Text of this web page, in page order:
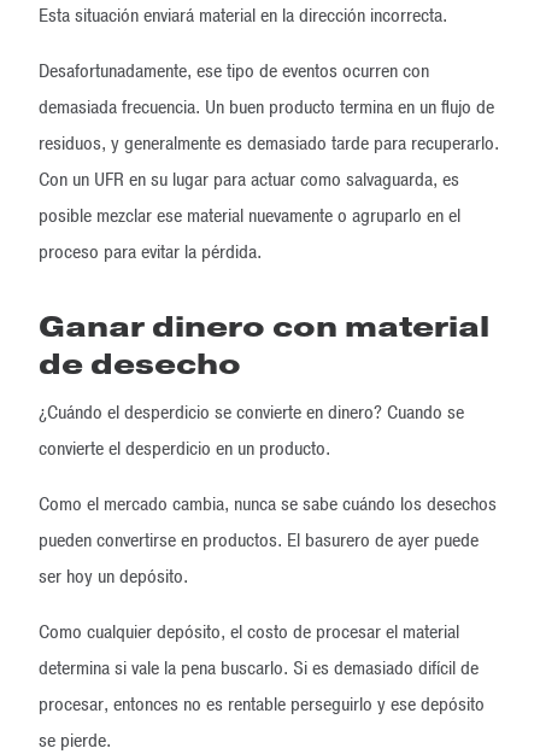
Esta situación enviará material en la dirección incorrecta.
Desafortunadamente, ese tipo de eventos ocurren con
demasiada frecuencia. Un buen producto termina en un flujo de
residuos, y generalmente es demasiado tarde para recuperarlo.
Con un UFR en su lugar para actuar como salvaguarda, es
posible mezclar ese material nuevamente o agruparlo en el
proceso para evitar la pérdida.
Ganar dinero con material
de desecho
¿Cuándo el desperdicio se convierte en dinero? Cuando se
convierte el desperdicio en un producto.
Como el mercado cambia, nunca se sabe cuándo los desechos
pueden convertirse en productos. El basurero de ayer puede
ser hoy un depósito.
Como cualquier depósito, el costo de procesar el material
determina si vale la pena buscarlo. Si es demasiado difícil de
procesar, entonces no es rentable perseguirlo y ese depósito
se pierde.